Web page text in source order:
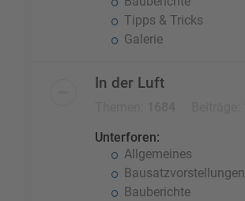
Tipps & Tricks
Galerie
In der Luft
Unterforen:
Allgemeines
Bausatzvorstellungen
Bauberichte